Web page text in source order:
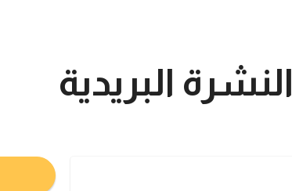
النشرة البريدية